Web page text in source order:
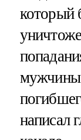
который
написал